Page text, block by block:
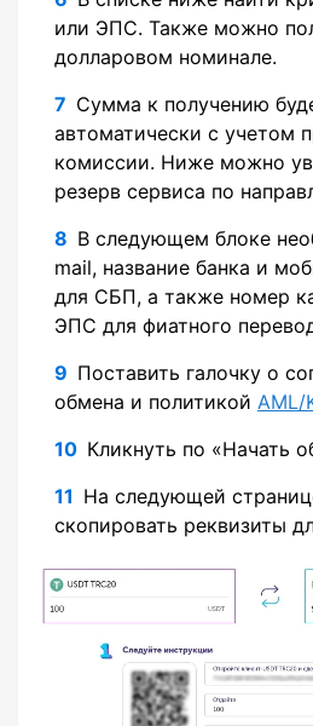
или ЭПС. Также можно
долларовом номинале.
Сумма к получению
автоматически с учетом
комиссии. Ниже можно
резерв сервиса по
В следующем блоке
mail, название банка и
для СБП, а также номер
ЭПС для фиатного
Поставить галочку о
обмена и политикой AML/
Кликнуть по «Начать
На следующей
скопировать реквизиты